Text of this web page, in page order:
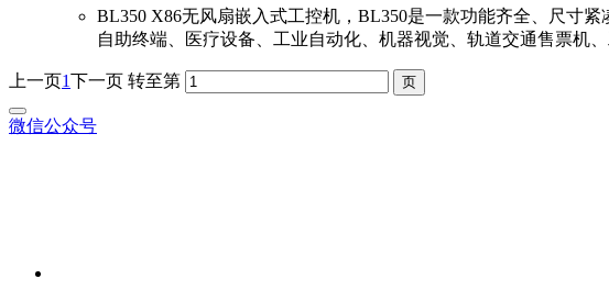
BL350 X86无风扇嵌入式工控机，BL350是一款功能齐全、尺寸
自助终端、医疗设备、工业自动化、机器视觉、轨道交通售票机
上一页1下一页 转至第
微信公众号